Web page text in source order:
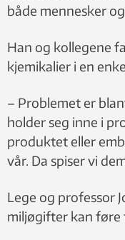
både mennesker
Han og kollegene
kjemikalier i en
– Problemet er
holder seg inne i
produktet eller
vår. Da spiser vi
Lege og professor
miljøgifter kan føre